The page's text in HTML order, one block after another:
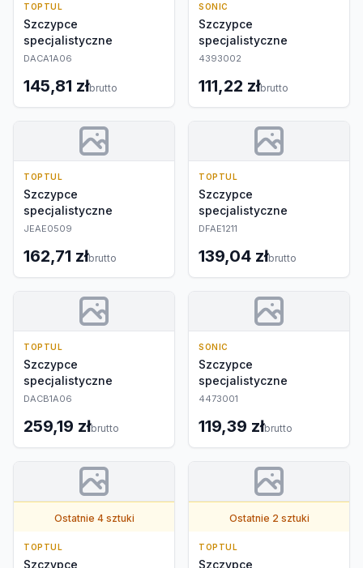
TOPTUL
Szczypce
specjalistyczne
DACA1A06
145,81 złbrutto
SONIC
Szczypce
specjalistyczne
4393002
111,22 złbrutto
TOPTUL
Szczypce
specjalistyczne
JEAE0509
162,71 złbrutto
TOPTUL
Szczypce
specjalistyczne
DFAE1211
139,04 złbrutto
TOPTUL
Szczypce
specjalistyczne
DACB1A06
259,19 złbrutto
SONIC
Szczypce
specjalistyczne
4473001
119,39 złbrutto
Ostatnie 4 sztuki
TOPTUL
Szczypce
Ostatnie 2 sztuki
TOPTUL
Szczypce